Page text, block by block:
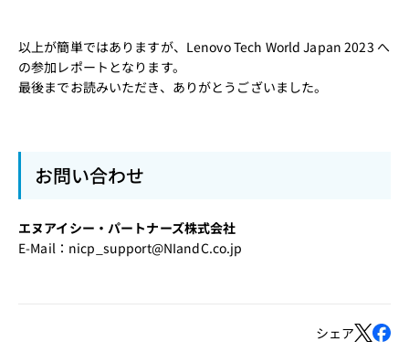
以上が簡単ではありますが、Lenovo Tech World Japan 2023 へ
の参加レポートとなります。
最後までお読みいただき、ありがとうございました。
お問い合わせ
エヌアイシー・パートナーズ株式会社
E-Mail： nicp_support@NIandC.co.jp
シェア